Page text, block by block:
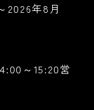
2026年8月
15:20営